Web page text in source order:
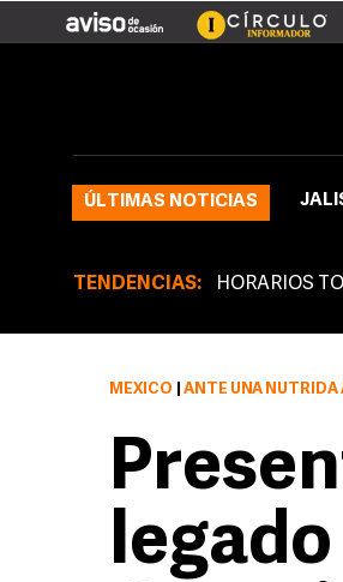
ÚLTIMAS NOTICIAS
TENDENCIAS: HORARIOS
MÉXICO ANTE UNA